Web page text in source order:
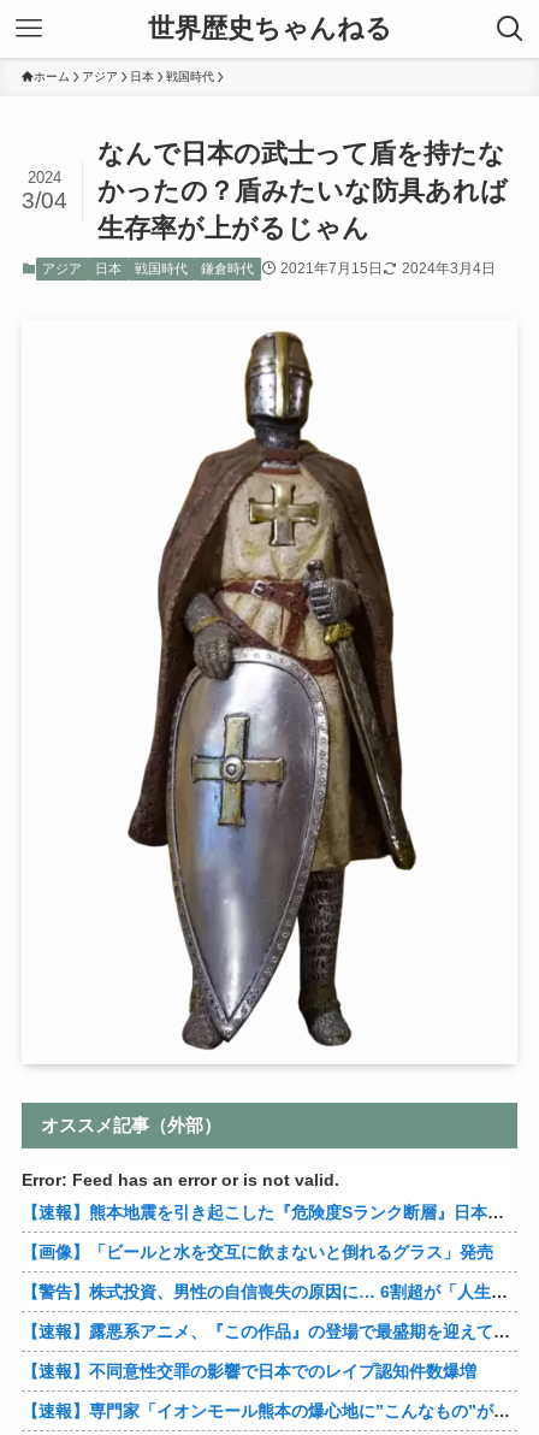
世界歴史ちゃんねる
ホーム アジア 日本 戦国時代
なんで日本の武士って盾を持たな
かったの？盾みたいな防具あれば
生存率が上がるじゃん
2024
3/04
アジア 日本 戦国時代 鎌倉時代 2021年7月15日 2024年3月4日
オススメ記事（外部）
Error: Feed has an error or is not valid.
【速報】熊本地震を引き起こした『危険度Sランク断層』日本のド真ん中に10カ所もあると判明
【画像】「ビールと水を交互に飲まないと倒れるグラス」発売
【警告】株式投資、男性の自信喪失の原因に… 6割超が「人生の敗者」自認
【速報】露悪系アニメ、『この作品』の登場で最盛期を迎えてしまう…
【速報】不同意性交罪の影響で日本でのレイプ認知件数爆増
【速報】専門家「イオンモール熊本の爆心地に”こんなもの”があったんだけど…」